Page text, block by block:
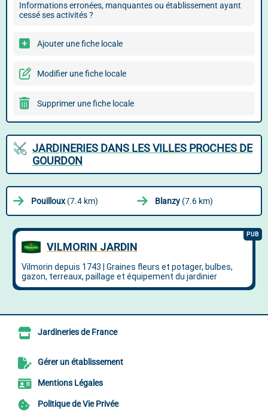
Informations erronées, manquantes ou établissement ayant
cessé ses activités ?
Ajouter une fiche locale
Modifier une fiche locale
Supprimer une fiche locale
JARDINERIES DANS LES VILLES PROCHES DE
GOURDON
Pouilloux(7.4 km) Blanzy (7.6 km)
Jardineries de France
Gérer un établissement
Mentions Légales
Politique de Vie Privée